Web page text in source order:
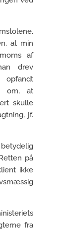
at min
af
drev
om, at
skulle
jf.
på
ikke
fra